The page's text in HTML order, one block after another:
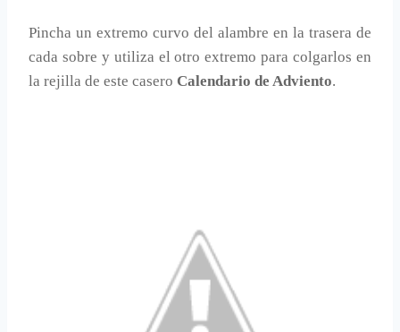
Pincha un extremo curvo del alambre en la trasera de
cada sobre y utiliza el otro extremo para colgarlos en
la rejilla de este casero Calendario de Adviento.